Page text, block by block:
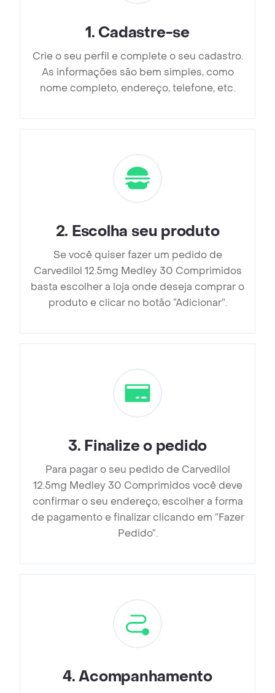
1. Cadastre-se
Crie o seu perfil e complete o seu cadastro.
As informações são bem simples, como
nome completo, endereço, telefone, etc.
2. Escolha seu produto
Se você quiser fazer um pedido de
Carvedilol 12.5mg Medley 30 Comprimidos
basta escolher a loja onde deseja comprar o
produto e clicar no botão “Adicionar”.
3. Finalize o pedido
Para pagar o seu pedido de Carvedilol
12.5mg Medley 30 Comprimidos você deve
confirmar o seu endereço, escolher a forma
de pagamento e finalizar clicando em ”Fazer
Pedido”.
4.Acompanhamento